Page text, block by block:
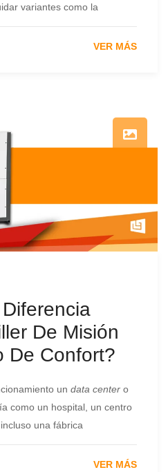
variantes como la
VER MÁS
De Misión
De Confort?
un data center o
como un hospital, un centro
una fábrica
VER MÁS